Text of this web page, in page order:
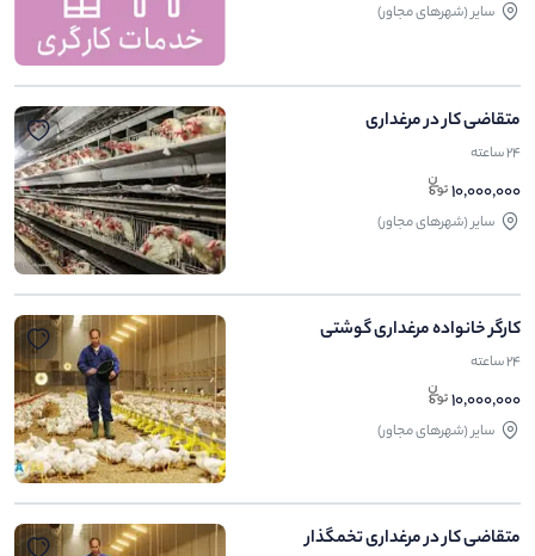
ساير (شهرهای مجاور)
متقاضی کار در مرغداری
24 ساعته
10,000,000
ساير (شهرهای مجاور)
کارگر خانواده مرغداری گوشتی
24 ساعته
10,000,000
ساير (شهرهای مجاور)
متقاضی کار در مرغداری تخمگذار